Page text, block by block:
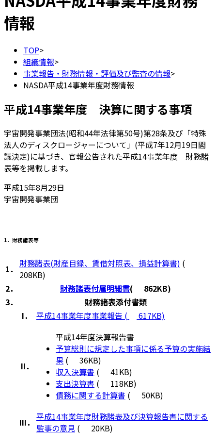
情報
TOP>
組織情報>
事業報告・財務情報・評価及び監査の情報>
NASDA平成14事業年度財務情報
平成14事業年度 決算に関する事項
宇宙開発事業団法(昭和44年法律第50号)第28条及び「特殊
法人のディスクロージャーについて」(平成7年12月19日閣
議決定)に基づき、官報公告された平成14事業年度 財務諸
表等を掲載します。
平成15年8月29日
宇宙開発事業団
1．財務諸表等
1． 財務諸表(財産目録、賃借対照表、損益計算書) (
208KB)
2．
財務諸表付属明細書(
862KB)
3．
財務諸表添付書類
I．
平成14事業年度事業報告 ( 617KB)
II．
平成14年度決算報告書
予算総則に規定した事項に係る予算の実施結
果 (
36KB)
収入決算書 (
41KB)
支出決算書 (
118KB)
債務に関する計算書 ( 50KB)
III． 平成14事業年度財務諸表及び決算報告書に関する
監事の意見 ( 20KB)